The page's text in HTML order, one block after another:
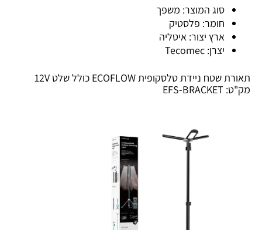
סוג המוצר: משפך
חומר: פלסטיק
ארץ יצור: איטליה
יצרן: Tecomec
תאורת שטח ניידת טלסקופית ECOFLOW כולל שלט 12V
מק"ט: EFS-BRACKET